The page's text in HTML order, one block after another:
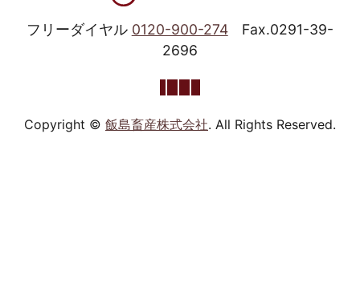
フリーダイヤル 0120-900-274
Fax.0291-39-
2696
Copyright © 飯島畜産株式会社. All Rights Reserved.